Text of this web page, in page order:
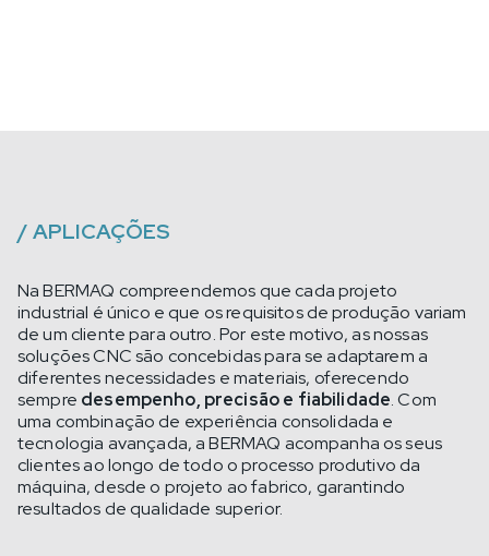
/APLICAÇÕES
Na BERMAQ compreendemos que cada projeto
industrial é único e que os requisitos de produção variam
de um cliente para outro. Por este motivo, as nossas
soluções CNC são concebidas para se adaptarem a
diferentes necessidades e materiais, oferecendo
sempre desempenho, precisão e fiabilidade. Com
uma combinação de experiência consolidada e
tecnologia avançada, a BERMAQ acompanha os seus
clientes ao longo de todo o processo produtivo da
máquina, desde o projeto ao fabrico, garantindo
resultados de qualidade superior.